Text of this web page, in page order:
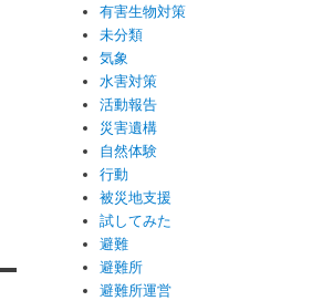
有害生物対策
未分類
気象
水害対策
活動報告
災害遺構
自然体験
行動
被災地支援
試してみた
避難
避難所
避難所運営